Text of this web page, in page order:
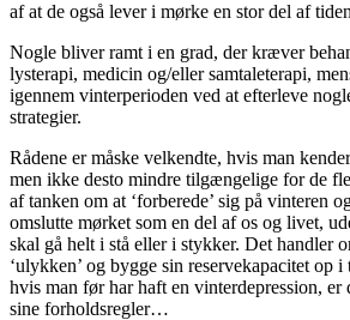
af at de også lever i mørke en stor del af
Nogle bliver ramt i en grad, der kræver
lysterapi, medicin og/eller samtaleterapi,
igennem vinterperioden ved at efterleve
strategier.
Rådene er måske velkendte, hvis man
men ikke desto mindre tilgængelige for de
af tanken om at ‘forberede’ sig på vinteren
omslutte mørket som en del af os og livet,
skal gå helt i stå eller i stykker. Det handler
‘ulykken’ og bygge sin reservekapacitet op
hvis man før har haft en vinterdepression, er
sine forholdsregler…